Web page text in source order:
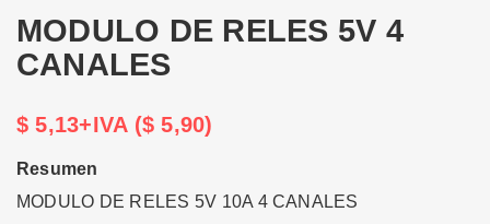
MODULO DE RELES 5V 4
CANALES
$ 5,13+IVA ($ 5,90)
Resumen
MODULO DE RELES 5V 10A 4 CANALES